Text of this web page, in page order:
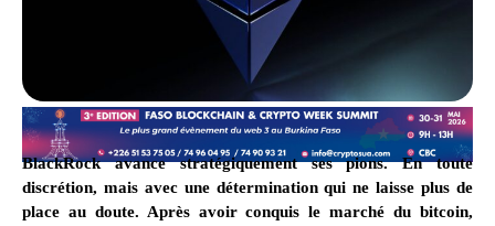
BlackRock avance stratégiquement ses pions. En toute
discrétion, mais avec une détermination qui ne laisse plus de
place au doute. Après avoir conquis le marché du bitcoin,